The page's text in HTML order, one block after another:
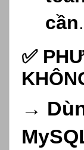
cần.
✅
→